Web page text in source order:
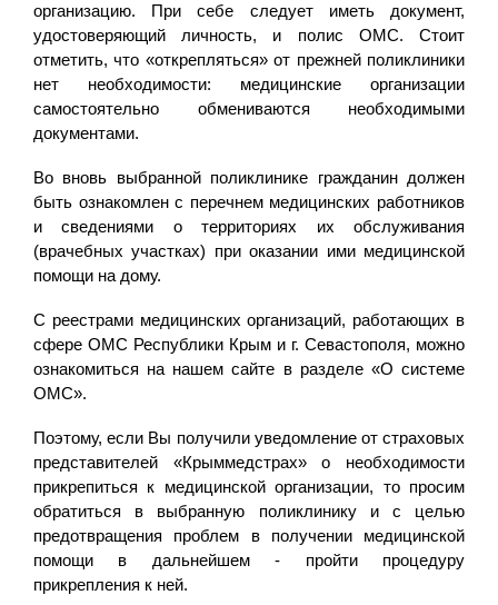
организацию. При себе следует иметь документ,
удостоверяющий личность, и полис ОМС. Стоит
отметить, что «открепляться» от прежней поликлиники
нет необходимости: медицинские организации
самостоятельно обмениваются необходимыми
документами.
Во вновь выбранной поликлинике гражданин должен
быть ознакомлен с перечнем медицинских работников
и сведениями о территориях их обслуживания
(врачебных участках) при оказании ими медицинской
помощи на дому.
С реестрами медицинских организаций, работающих в
сфере ОМС Республики Крым и г. Севастополя, можно
ознакомиться на нашем сайте в разделе «О системе
ОМС».
Поэтому, если Вы получили уведомление от страховых
представителей «Крыммедстрах» о необходимости
прикрепиться к медицинской организации, то просим
обратиться в выбранную поликлинику и с целью
предотвращения проблем в получении медицинской
помощи в дальнейшем - пройти процедуру
прикрепления к ней.